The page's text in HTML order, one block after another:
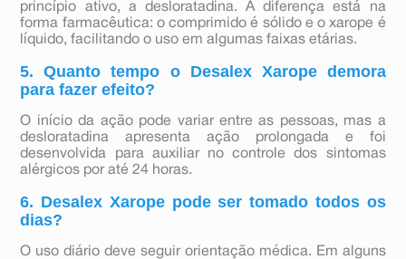
princípio ativo, a desloratadina. A diferença está na
forma farmacêutica: o comprimido é sólido e o xarope é
líquido, facilitando o uso em algumas faixas etárias.
5. Quanto tempo o Desalex Xarope demora
para fazer efeito?
O início da ação pode variar entre as pessoas, mas a
desloratadina apresenta ação prolongada e foi
desenvolvida para auxiliar no controle dos sintomas
alérgicos por até 24 horas.
6. Desalex Xarope pode ser tomado todos os
dias?
O uso diário deve seguir orientação médica. Em alguns